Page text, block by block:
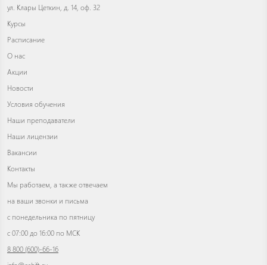
ул. Клары Цеткин, д. 14, оф. 32
Курсы
Расписание
О нас
Акции
Новости
Условия обучения
Наши преподаватели
Наши лицензии
Вакансии
Контакты
Мы работаем, а также отвечаем
на ваши звонки и письма
с понедельника по пятницу
с 07:00 до 16:00 по МСК
8 800 (600)-66-16